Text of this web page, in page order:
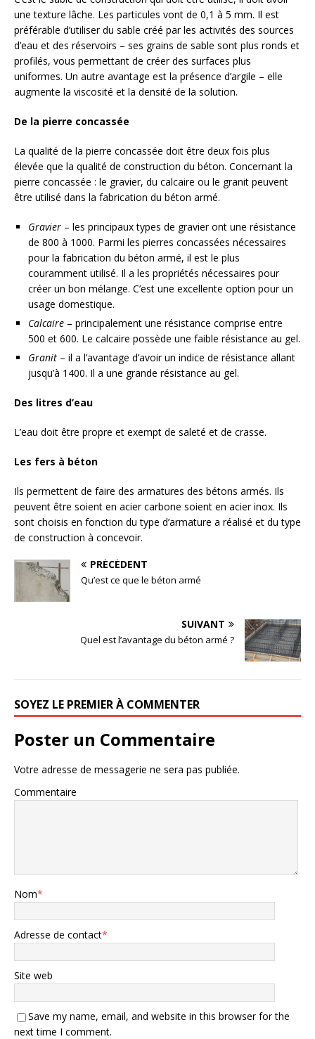
une texture lâche. Les particules vont de 0,1 à 5 mm. Il est
préférable d’utiliser du sable créé par les activités des sources
d’eau et des réservoirs – ses grains de sable sont plus ronds et
profilés, vous permettant de créer des surfaces plus
uniformes. Un autre avantage est la présence d’argile – elle
augmente la viscosité et la densité de la solution.
De la pierre concassée
La qualité de la pierre concassée doit être deux fois plus
élevée que la qualité de construction du béton. Concernant la
pierre concassée : le gravier, du calcaire ou le granit peuvent
être utilisé dans la fabrication du béton armé.
Gravier – les principaux types de gravier ont une résistance
de 800 à 1000. Parmi les pierres concassées nécessaires
pour la fabrication du béton armé, il est le plus
couramment utilisé. Il a les propriétés nécessaires pour
créer un bon mélange. C’est une excellente option pour un
usage domestique.
Calcaire – principalement une résistance comprise entre
500 et 600. Le calcaire possède une faible résistance au gel.
Granit – il a l’avantage d’avoir un indice de résistance allant
jusqu’à 1400. Il a une grande résistance au gel.
Des litres d’eau
L’eau doit être propre et exempt de saleté et de crasse.
Les fers à béton
Ils permettent de faire des armatures des bétons armés. Ils
peuvent être soient en acier carbone soient en acier inox. Ils
sont choisis en fonction du type d’armature a réalisé et du type
de construction à concevoir.
PRÉCÉDENT
Qu’est ce que le béton armé
SUIVANT
Quel est l’avantage du béton armé ?
SOYEZ LE PREMIER À COMMENTER
Poster un Commentaire
Votre adresse de messagerie ne sera pas publiée.
Commentaire
Nom*
Adresse de contact*
Site web
Save my name, email, and website in this browser for the
next time I comment.